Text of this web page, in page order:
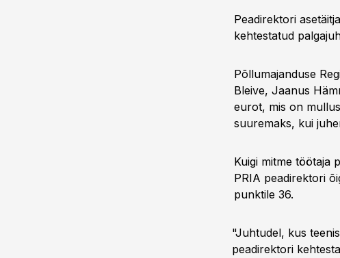
Peadirektori
kehtestatud
Põllumajanduse
Bleive, Jaanus
eurot, mis on
suuremaks, kui
Kuigi mitme töötaja
PRIA peadirektori
punktile 36.
"Juhtudel, kus
peadirektori